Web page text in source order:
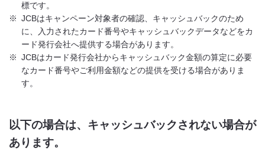
標です。
※ JCBはキャンペーン対象者の確認、キャッシュバックのため
に、入力されたカード番号やキャッシュバックデータなどをカ
ード発行会社へ提供する場合があります。
※ JCBはカード発行会社からキャッシュバック金額の算定に必要
なカード番号やご利用金額などの提供を受ける場合がありま
す。
以下の場合は、キャッシュバックされない場合が
あります。